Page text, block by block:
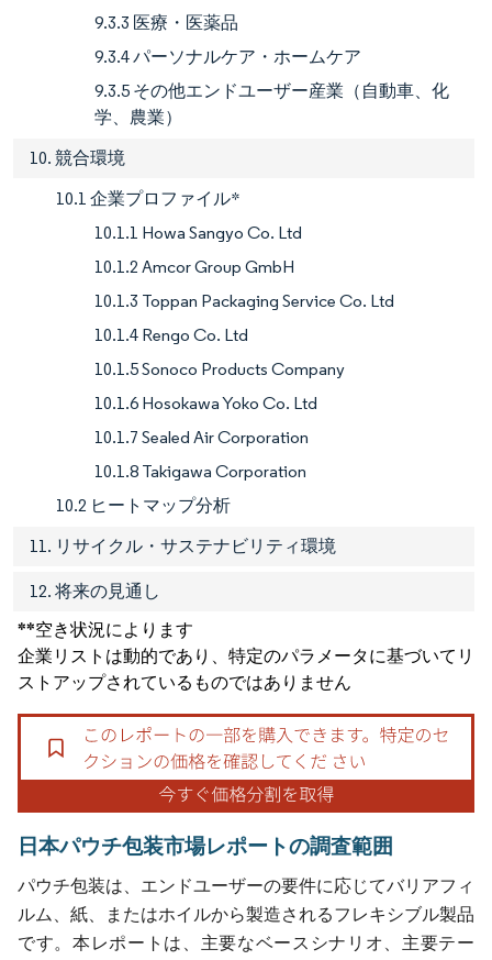
9.3.3 医療・医薬品
9.3.4 パーソナルケア・ホームケア
9.3.5 その他エンドユーザー産業（自動車、化
学、農業）
10. 競合環境
10.1 企業プロファイル*
10.1.1 Howa Sangyo Co. Ltd
10.1.2 Amcor Group GmbH
10.1.3 Toppan Packaging Service Co. Ltd
10.1.4 Rengo Co. Ltd
10.1.5 Sonoco Products Company
10.1.6 Hosokawa Yoko Co. Ltd
10.1.7 Sealed Air Corporation
10.1.8 Takigawa Corporation
10.2 ヒートマップ分析
11. リサイクル・サステナビリティ環境
12. 将来の見通し
**空き状況によります
企業リストは動的であり、特定のパラメータに基づいてリ
ストアップされているものではありません
日本パウチ包装市場レポートの調査範囲
パウチ包装は、エンドユーザーの要件に応じてバリアフィ
ルム、紙、またはホイルから製造されるフレキシブル製品
です。本レポートは、主要なベースシナリオ、主要テー